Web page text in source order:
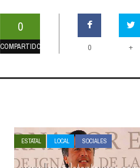
0
COMPARTIDOS 0 +
ESTATAL LOCAL SOCIALES